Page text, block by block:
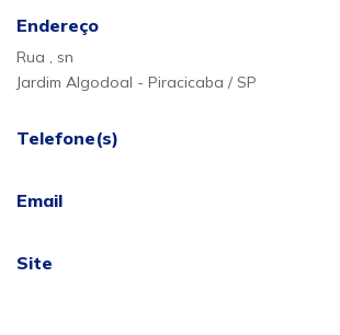
Endereço
Rua , sn
Jardim Algodoal - Piracicaba / SP
Telefone(s)
Email
Site